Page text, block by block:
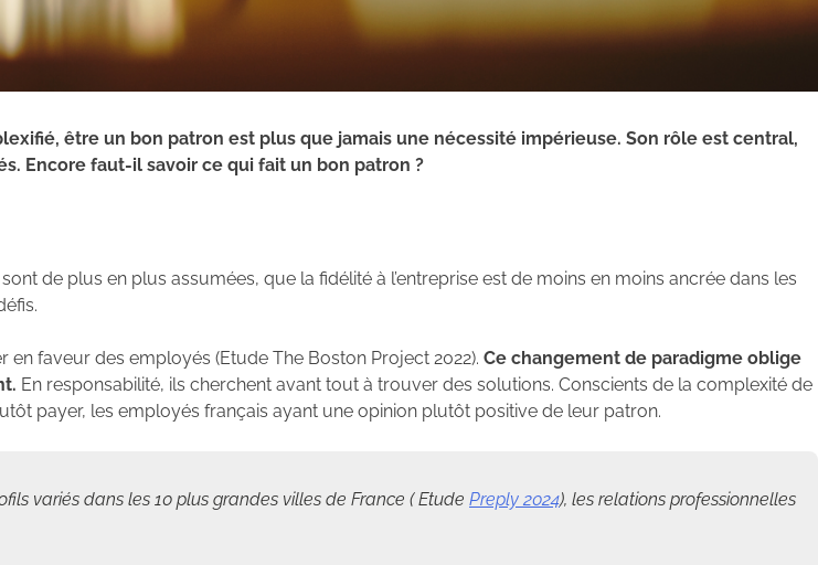
être un bon patron est plus que jamais une nécessité impérieuse. Son rôle est central,
Encore faut-il savoir ce qui fait un bon patron ?
de plus en plus assumées, que la fidélité à l’entreprise est de moins en moins ancrée dans les
faveur des employés (Etude The Boston Project 2022). Ce changement de paradigme oblige
En responsabilité, ils cherchent avant tout à trouver des solutions. Conscients de la complexité de
payer, les employés français ayant une opinion plutôt positive de leur patron.
variés dans les 10 plus grandes villes de France ( Etude Preply 2024), les relations professionnelles